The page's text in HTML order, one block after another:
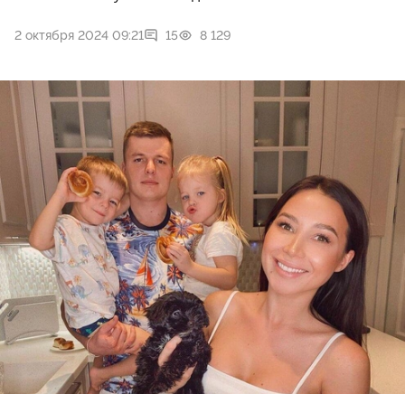
2 октября 2024 09:21 15 8 129